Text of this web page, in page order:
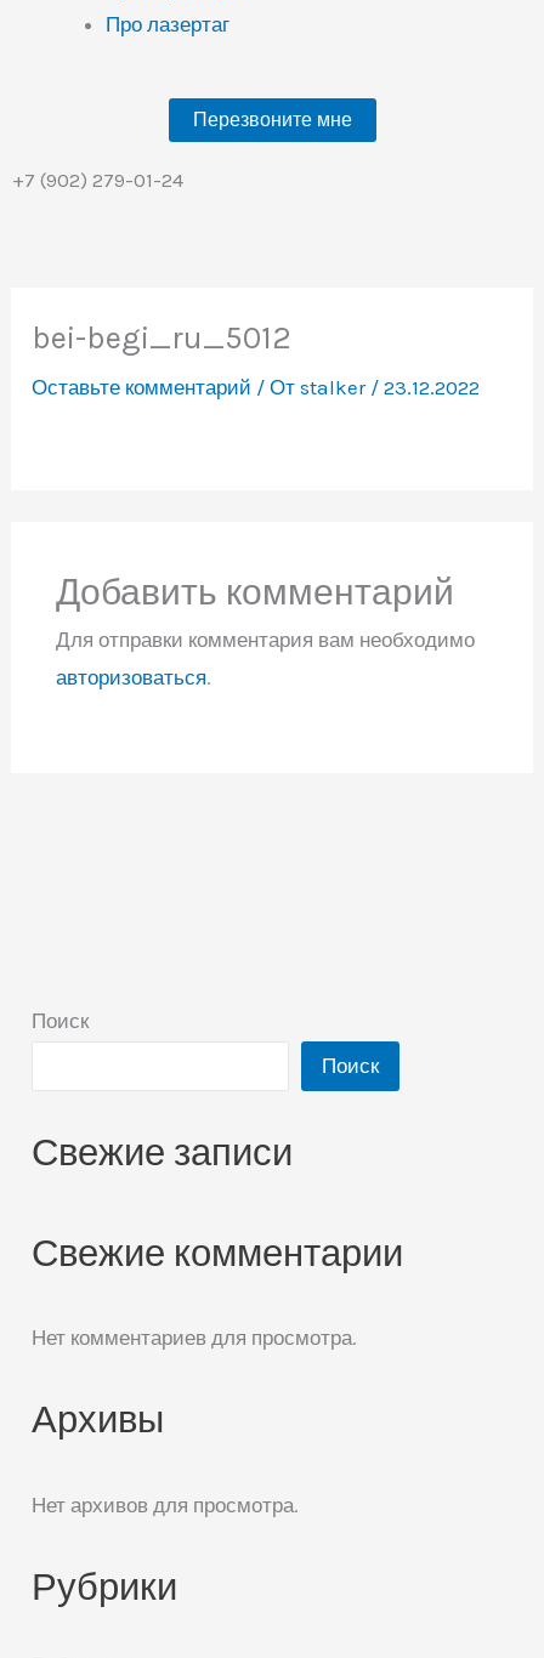
Про лазертаг
Перезвоните мне
+7 (902) 279-01-24
bei-begi_ru_5012
Оставьте комментарий / Отstalker /23.12.2022
Добавить комментарий
Для отправки комментария вам необходимо
авторизоваться.
Поиск
Поиск
Свежие записи
Свежие комментарии
Нет комментариев для просмотра.
Архивы
Нет архивов для просмотра.
Рубрики